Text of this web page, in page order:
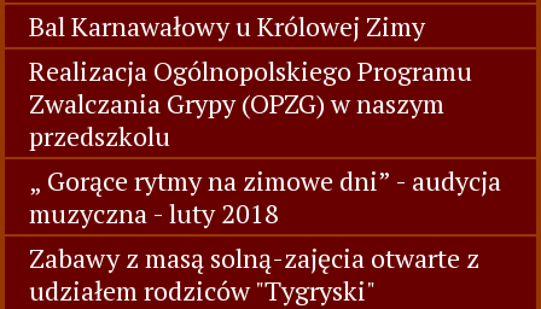
Bal Karnawałowy u Królowej Zimy
Realizacja Ogólnopolskiego Programu
Zwalczania Grypy (OPZG) w naszym
przedszkolu
„ Gorące rytmy na zimowe dni” - audycja
muzyczna - luty 2018
Zabawy z masą solną-zajęcia otwarte z
udziałem rodziców "Tygryski"